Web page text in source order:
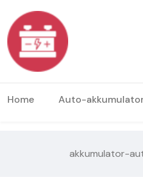
Home Auto-
akkumulator-